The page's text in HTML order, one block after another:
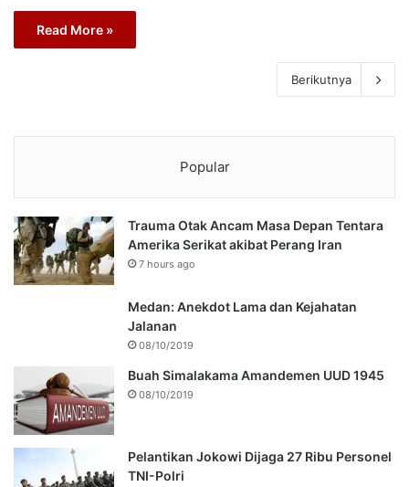
Read More »
Berikutnya
Popular
Trauma Otak Ancam Masa Depan Tentara
Amerika Serikat akibat Perang Iran
7 hours ago
Medan: Anekdot Lama dan Kejahatan
Jalanan
08/10/2019
Buah Simalakama Amandemen UUD 1945
08/10/2019
Pelantikan Jokowi Dijaga 27 Ribu Personel
TNI-Polri